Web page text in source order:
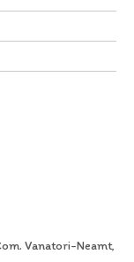
Vanatori-Neamt,